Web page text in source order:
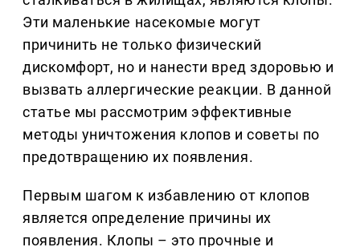
Эти маленькие насекомые могут
причинить не только физический
дискомфорт, но и нанести вред здоровью и
вызвать аллергические реакции. В данной
статье мы рассмотрим эффективные
методы уничтожения клопов и советы по
предотвращению их появления.
Первым шагом к избавлению от клопов
является определение причины их
появления. Клопы – это прочные и